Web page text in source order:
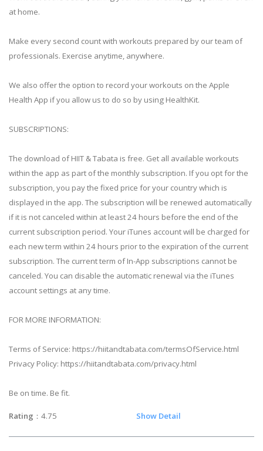
at home.
Make every second count with workouts prepared by our team of
professionals. Exercise anytime, anywhere.
We also offer the option to record your workouts on the Apple
Health App if you allow us to do so by using HealthKit.
SUBSCRIPTIONS:
The download of HIIT & Tabata is free. Get all available workouts
within the app as part of the monthly subscription. If you opt for the
subscription, you pay the fixed price for your country which is
displayed in the app. The subscription will be renewed automatically
if it is not canceled within at least 24 hours before the end of the
current subscription period. Your iTunes account will be charged for
each new term within 24 hours prior to the expiration of the current
subscription. The current term of In-App subscriptions cannot be
canceled. You can disable the automatic renewal via the iTunes
account settings at any time.
FOR MORE INFORMATION:
Terms of Service: https://hiitandtabata.com/termsOfService.html
Privacy Policy: https://hiitandtabata.com/privacy.html
Be on time. Be fit.
Rating ：4.75 Show Detail